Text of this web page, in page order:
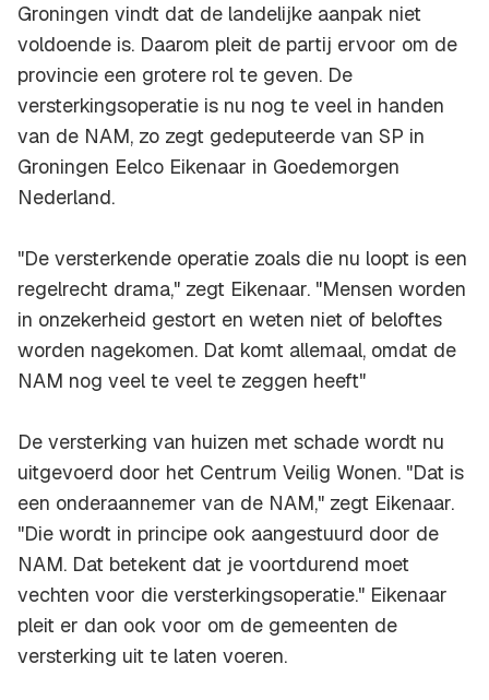
Groningen vindt dat de landelijke aanpak niet
voldoende is. Daarom pleit de partij ervoor om de
provincie een grotere rol te geven. De
versterkingsoperatie is nu nog te veel in handen
van de NAM, zo zegt gedeputeerde van SP in
Groningen Eelco Eikenaar in Goedemorgen
Nederland.
"De versterkende operatie zoals die nu loopt is een
regelrecht drama," zegt Eikenaar. "Mensen worden
in onzekerheid gestort en weten niet of beloftes
worden nagekomen. Dat komt allemaal, omdat de
NAM nog veel te veel te zeggen heeft"
De versterking van huizen met schade wordt nu
uitgevoerd door het Centrum Veilig Wonen. "Dat is
een onderaannemer van de NAM," zegt Eikenaar.
"Die wordt in principe ook aangestuurd door de
NAM. Dat betekent dat je voortdurend moet
vechten voor die versterkingsoperatie." Eikenaar
pleit er dan ook voor om de gemeenten de
versterking uit te laten voeren.